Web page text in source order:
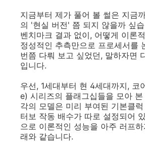
지금부터 제가 풀어 볼 썰은 지금
의 '현실 버전' 쯤 되지 않을까 싶
벤치마크 결과 없이, 어떻게 이론
정성적인 추측만으로 프로세서를
번쯤 다뤄 보고 싶었던, 말하자면
입니다.
우선, 1세대부터 현 4세대까지,
e) 시리즈의 플래그십들을 모아
각의 모델은 미리 부여된 기본클
터보 작동 배수가 따로 설정되어
으로 이론적인 성능을 아주 러프
래와 같습니다.